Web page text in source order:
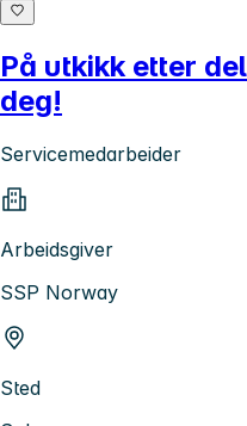
På utkikk etter
deg!
Servicemedarbeider
Arbeidsgiver
SSP Norway
Sted